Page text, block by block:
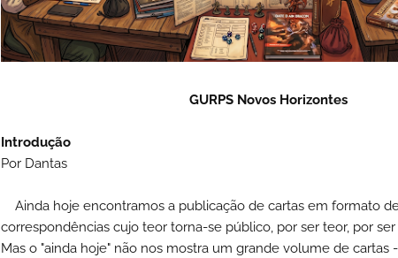
GURPS Novos Horizontes
Introdução
Por Dantas
Ainda hoje encontramos a publicação de cartas em formato
correspondências cujo teor torna-se público, por ser teor, por
Mas o "ainda hoje" não nos mostra um grande volume de cartas